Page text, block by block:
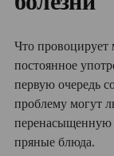
Что провоцирует
постоянное
первую очередь
проблему могут
перенасыщенную
пряные блюда.